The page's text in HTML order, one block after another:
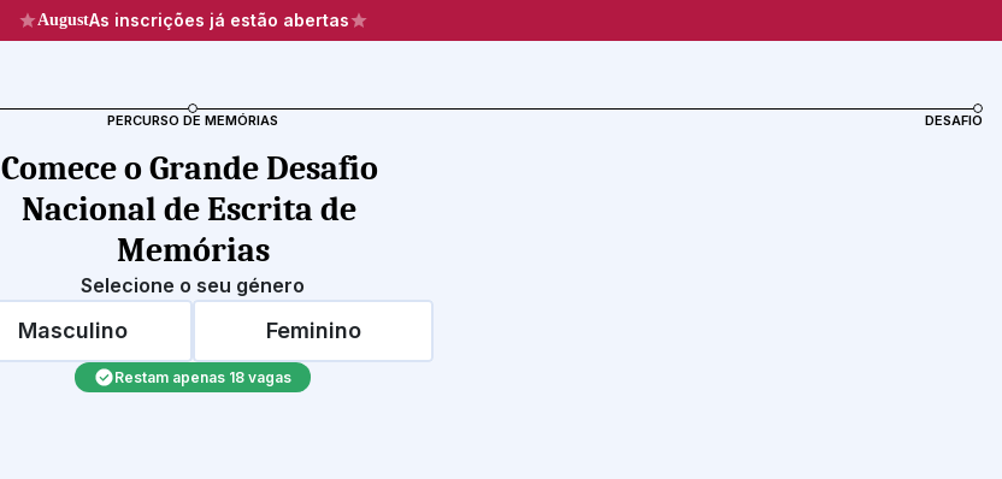
AugustAs inscrições já estão abertas
PERCURSO DE MEMÓRIAS DESAFIO
Comece o Grande Desafio
Nacional de Escrita de
Memórias
Selecione o seu género
Masculino Feminino
Restam apenas 18 vagas